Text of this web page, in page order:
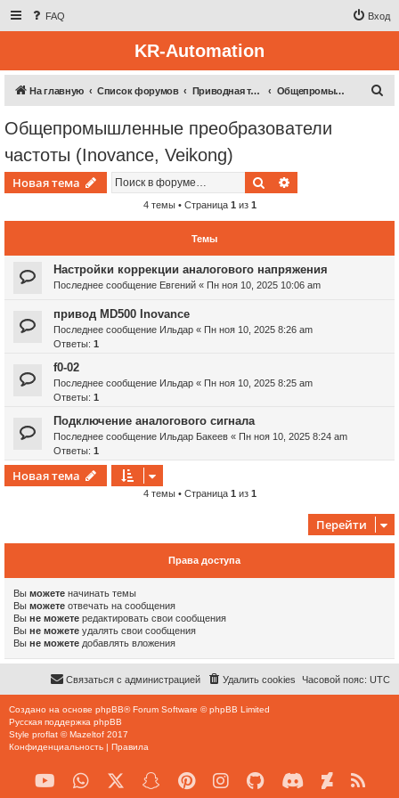
FAQ Вход
KR-Automation
На главную Список форумов Приводная техника Общепромышленные преобразователи частоты (Inovance, Veikong)
Общепромышленные преобразователи
частоты (Inovance, Veikong)
Новая тема Поиск
4 темы • Страница 1 из 1
Темы
Настройки коррекции аналогового напряжения
Последнее сообщение Евгений « Пн ноя 10, 2025 10:06 am
привод MD500 Inovance
Последнее сообщение Ильдар « Пн ноя 10, 2025 8:26 am
Ответы: 1
f0-02
Последнее сообщение Ильдар « Пн ноя 10, 2025 8:25 am
Ответы: 1
Подключение аналогового сигнала
Последнее сообщение Ильдар Бакеев « Пн ноя 10, 2025 8:24 am
Ответы: 1
Новая тема
4 темы • Страница 1 из 1
Перейти
Права доступа
Вы можете начинать темы
Вы можете отвечать на сообщения
Вы не можете редактировать свои сообщения
Вы не можете удалять свои сообщения
Вы не можете добавлять вложения
Часовой пояс: UTC
Удалить cookies
Связаться с администрацией
Создано на основе phpBB® Forum Software © phpBB Limited
Русская поддержка phpBB
Style proflat ©Mazeltof 2017
Конфиденциальность | Правила